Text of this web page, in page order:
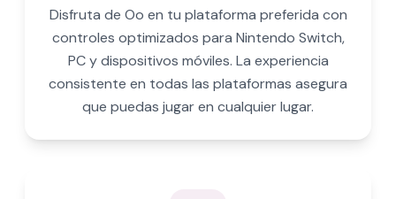
Disfruta de Oo en tu plataforma preferida con
controles optimizados para Nintendo Switch,
PC y dispositivos móviles. La experiencia
consistente en todas las plataformas asegura
que puedas jugar en cualquier lugar.